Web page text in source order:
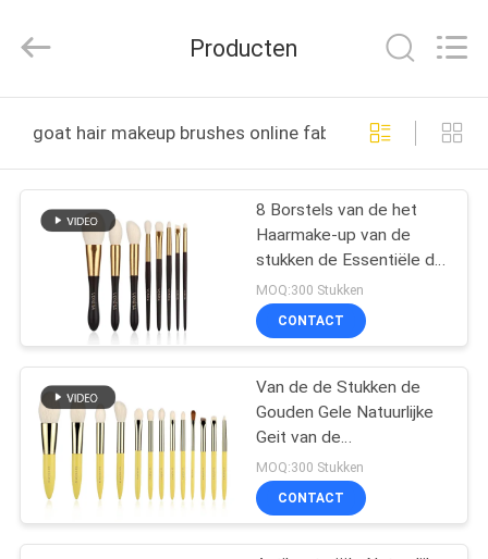
PRODUCTEN
ONGEVEER
FABRIEKSREIS
KWALITEITSCONTROLE
SITEMAP
Chanmy
Cosmetics
All
Producten
goat hair makeup brushes online fabricage
8 Borstels van de het
Haarmake-up van de
stukken de Essentiële die
Geit met het Gouden
Houten Handvat van de
Draadtrekkenmetalen kap
MOQ:300 Stukken
CONTACT
Van de de Stukken de
Gouden Gele Natuurlijke
Geit van de
douaneprofessional 13
Borstels van de het
Haarmake-up
MOQ:300 Stukken
CONTACT